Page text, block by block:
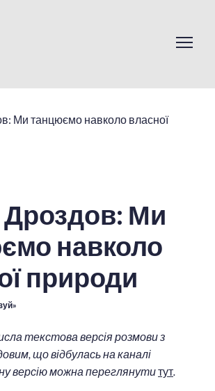
Ми
навколо
природи
текстова версія розмови з
що відбулась на каналі
версію можна переглянутитут.